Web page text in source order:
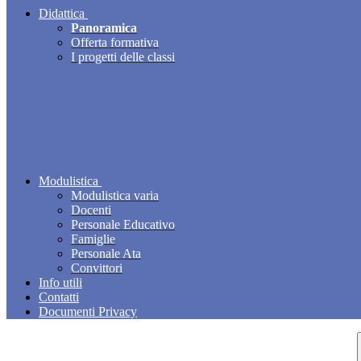
Didattica
Panoramica
Offerta formativa
I progetti delle classi
Modulistica
Modulistica varia
Docenti
Personale Educativo
Famiglie
Personale Ata
Convittori
Info utili
Contatti
Documenti Privacy